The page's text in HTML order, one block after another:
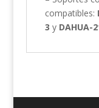
compatibles:
3 yDAHUA-